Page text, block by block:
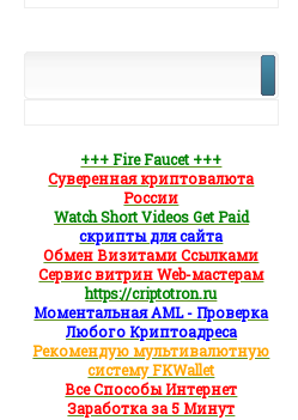
+++ Fire Faucet +++
Суверенная криптовалюта
России
Watch Short Videos Get Paid
скрипты для сайта
Обмен Визитами Ссылками
Сервис витрин Web-мастерам
https://criptotron.ru
Моментальная AML - Проверка
Любого Криптоадреса
Рекомендую мультивалютную
систему FKWallet
Все Способы Интернет
Заработка за 5 Минут